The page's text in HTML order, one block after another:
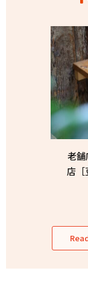
老舗
店［